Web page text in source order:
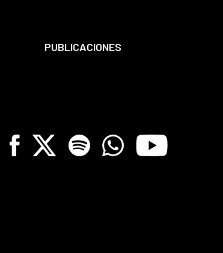
PUBLICACIONES
Facebook
X Spotify WhatsappYoutube